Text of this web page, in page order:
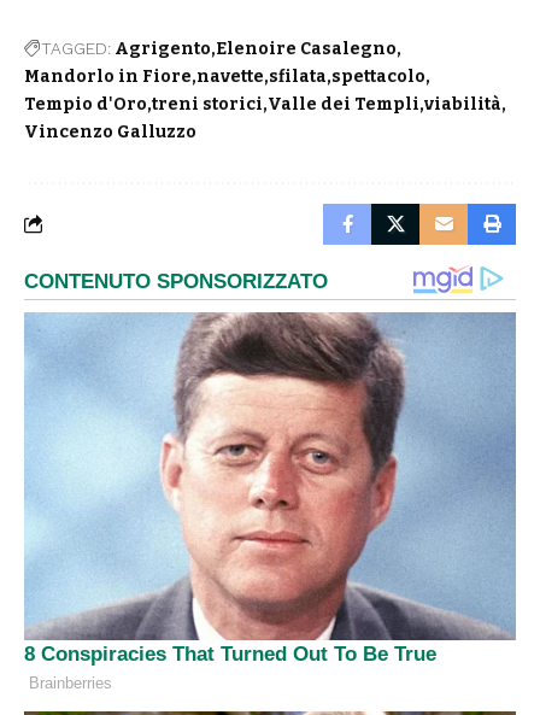
TAGGED: Agrigento Elenoire Casalegno
Mandorlo in Fiore navette sfilata spettacolo
Tempio d'Oro treni storici Valle dei Templi viabilità
Vincenzo Galluzzo